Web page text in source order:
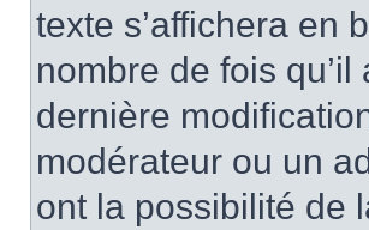
texte s’affichera en
nombre de fois
dernière
modérateur ou un
ont la possibilité de